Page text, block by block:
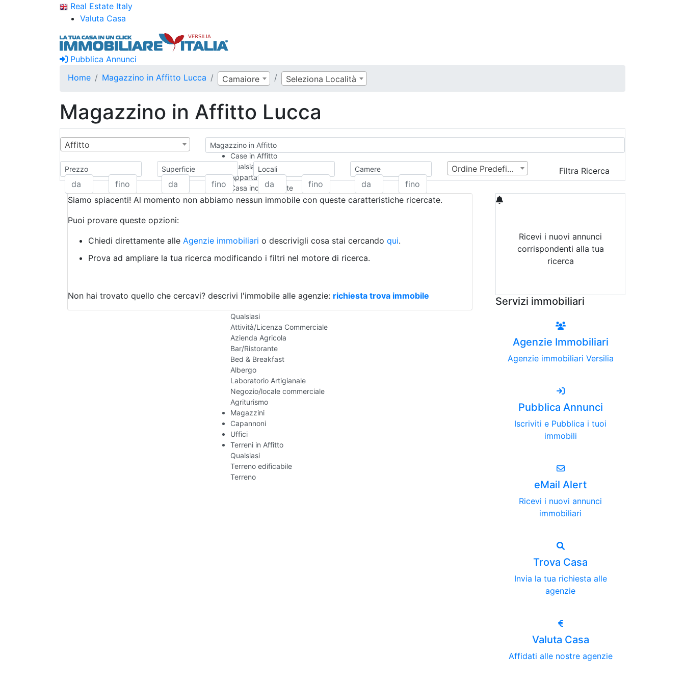
Real Estate Italy
Valuta Casa
Pubblica Annunci
Home
Magazzino in Affitto Lucca Camaiore Seleziona Località
Magazzino in Affitto Lucca
Affitto
Magazzino in Affitto
Case in Affitto
Qualsiasi
Appartamento
Casa indipendente
Casa Semi-indipendente
Rustico/Casale
Camera d'Albergo
Box/Garage
Qualsiasi
Attività/Licenza Commerciale
Azienda Agricola
Bar/Ristorante
Bed & Breakfast
Albergo
Laboratorio Artigianale
Negozio/locale commerciale
Agriturismo
Magazzini
Capannoni
Uffici
Terreni in Affitto
Qualsiasi
Terreno edificabile
Terreno
Prezzo Superficie Locali Camere Ordine Predefinito Filtra Ricerca
Siamo spiacenti! Al momento non abbiamo nessun immobile con queste caratteristiche ricercate.
Puoi provare queste opzioni:
Chiedi direttamente alle Agenzie immobiliari o descrivigli cosa stai cercando qui.
Prova ad ampliare la tua ricerca modificando i filtri nel motore di ricerca.
Non hai trovato quello che cercavi? descrivi l'immobile alle agenzie: richiesta trova immobile
Ricevi i nuovi annunci
corrispondenti alla tua
ricerca
Servizi immobiliari
Agenzie Immobiliari
Agenzie immobiliari Versilia
Pubblica Annunci
Iscriviti e Pubblica i tuoi
immobili
eMail Alert
Ricevi i nuovi annunci
immobiliari
Trova Casa
Invia la tua richiesta alle
agenzie
Valuta Casa
Affidati alle nostre agenzie